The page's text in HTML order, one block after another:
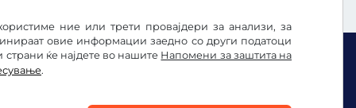
ние или трети провајдери за анализи, за
овие информации заедно со други податоци
ќе најдете во нашите Напомени за заштита на
.